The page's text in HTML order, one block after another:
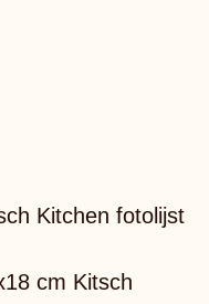
Kitchen fotolijst
cm Kitsch